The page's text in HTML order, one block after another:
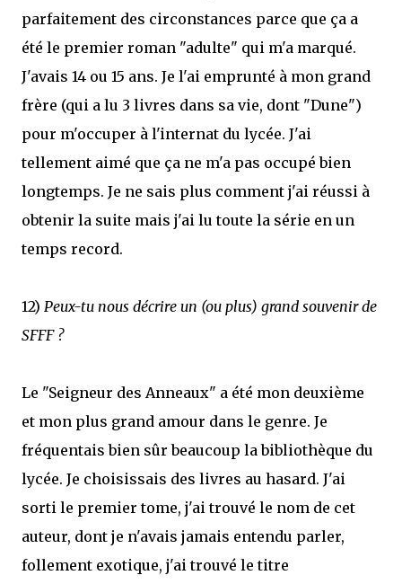
parfaitement des circonstances parce que ça a
été le premier roman "adulte" qui m'a marqué.
J'avais 14 ou 15 ans. Je l'ai emprunté à mon grand
frère (qui a lu 3 livres dans sa vie, dont "Dune")
pour m'occuper à l'internat du lycée. J'ai
tellement aimé que ça ne m'a pas occupé bien
longtemps. Je ne sais plus comment j'ai réussi à
obtenir la suite mais j'ai lu toute la série en un
temps record.
12) Peux-tu nous décrire un (ou plus) grand souvenir de
SFFF ?
Le "Seigneur des Anneaux" a été mon deuxième
et mon plus grand amour dans le genre. Je
fréquentais bien sûr beaucoup la bibliothèque du
lycée. Je choisissais des livres au hasard. J'ai
sorti le premier tome, j'ai trouvé le nom de cet
auteur, dont je n'avais jamais entendu parler,
follement exotique, j'ai trouvé le titre